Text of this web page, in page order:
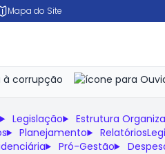
Mapa do Site
Legislação Estrutura
Planejamento Relatórios
Pró-Gestão